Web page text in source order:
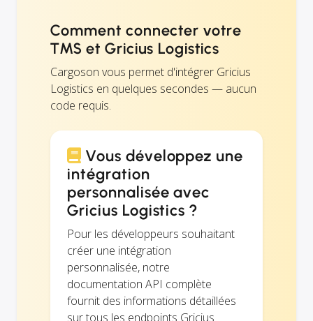
Comment connecter votre
TMS et Gricius Logistics
Cargoson vous permet d'intégrer Gricius
Logistics en quelques secondes — aucun
code requis.
Vous développez une
intégration
personnalisée avec
Gricius Logistics ?
Pour les développeurs souhaitant
créer une intégration
personnalisée, notre
documentation API complète
fournit des informations détaillées
sur tous les endpoints Gricius